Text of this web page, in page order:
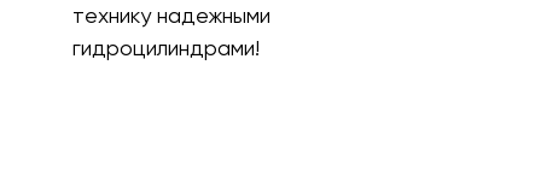
технику надежными
гидроцилиндрами!